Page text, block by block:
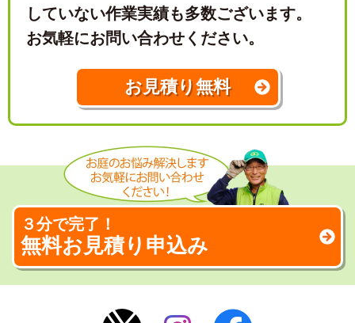
していない作業実績も多数ございます。
お気軽にお問い合わせください。
お見積り無料
３分で完了！
無料お見積り申込み